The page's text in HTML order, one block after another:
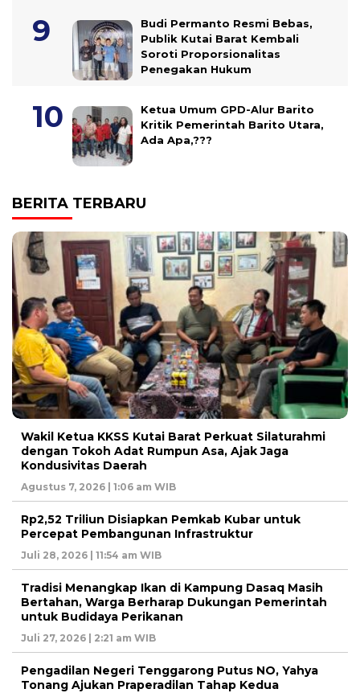
Budi Permanto Resmi Bebas,
Publik Kutai Barat Kembali
Soroti Proporsionalitas
Penegakan Hukum
Ketua Umum GPD-Alur Barito
Kritik Pemerintah Barito Utara,
Ada Apa,???
BERITA TERBARU
Wakil Ketua KKSS Kutai Barat Perkuat Silaturahmi
dengan Tokoh Adat Rumpun Asa, Ajak Jaga
Kondusivitas Daerah
Agustus 7, 2026 | 1:06 am WIB
Rp2,52 Triliun Disiapkan Pemkab Kubar untuk
Percepat Pembangunan Infrastruktur
Juli 28, 2026 | 11:54 am WIB
Tradisi Menangkap Ikan di Kampung Dasaq Masih
Bertahan, Warga Berharap Dukungan Pemerintah
untuk Budidaya Perikanan
Juli 27, 2026 | 2:21 am WIB
Pengadilan Negeri Tenggarong Putus NO, Yahya
Tonang Ajukan Praperadilan Tahap Kedua